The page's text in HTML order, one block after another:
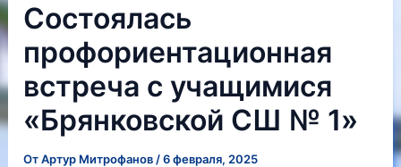
Состоялась
профориентационная
встреча с учащимися
«Брянковской СШ № 1»
ОтАртур Митрофанов /6 февраля, 2025